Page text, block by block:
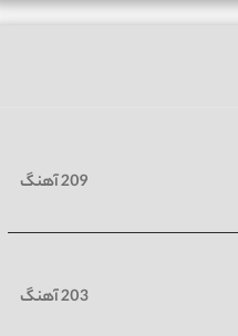
209 آهنگ
203 آهنگ